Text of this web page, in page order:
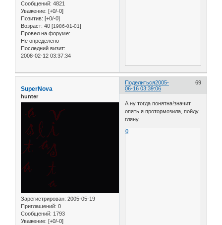
Сообщений: 4821
Уважение: [+0/-0]
Позитив: [+0/-0]
Возраст: 40 [1986-01-01]
Провел на форуме:
Не определено
Последний визит:
2008-02-12 03:37:34
Поделиться 69
2005-
06-16 03:39:06
SuperNova
hunter
Зарегистрирован: 2005-05-19
Приглашений: 0
Сообщений: 1793
Уважение: [+0/-0]
А ну тогда понятна!значит
опять я протормозила, пойду
гляну.
0